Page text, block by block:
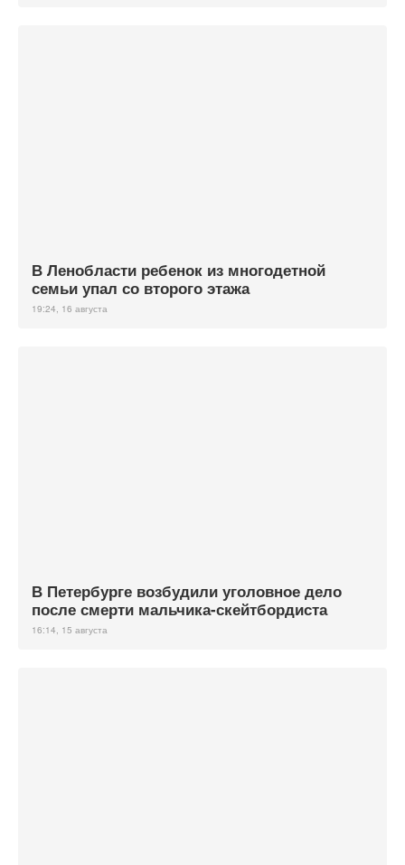
В Ленобласти ребенок из многодетной
семьи упал со второго этажа
19:24, 16 августа
В Петербурге возбудили уголовное дело
после смерти мальчика-скейтбордиста
16:14, 15 августа